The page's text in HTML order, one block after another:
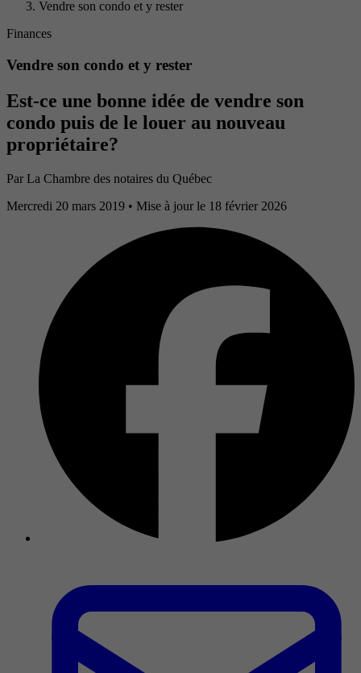
Vendre son condo et y rester
Finances
Vendre son condo et y rester
Est-ce une bonne idée de vendre son
condo puis de le louer au nouveau
propriétaire?
Par La Chambre des notaires du Québec
Mercredi 20 mars 2019 • Mise à jour le 18 février 2026